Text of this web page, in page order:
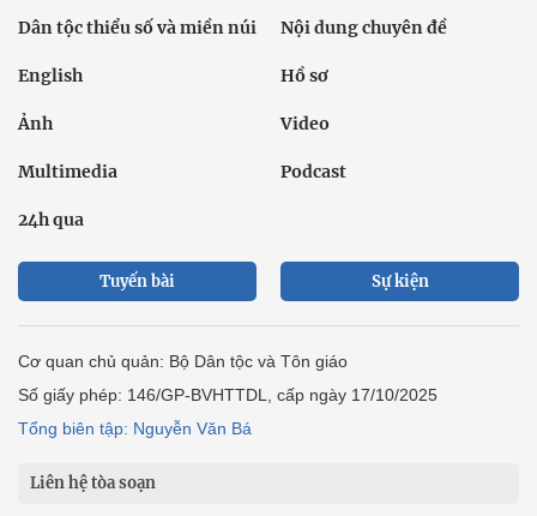
Dân tộc thiểu số và miền núi Nội dung chuyên đề
English Hồ sơ
Ảnh Video
Multimedia Podcast
24h qua
Tuyến bài Sự kiện
Cơ quan chủ quản: Bộ Dân tộc và Tôn giáo
Số giấy phép: 146/GP-BVHTTDL, cấp ngày 17/10/2025
Tổng biên tập: Nguyễn Văn Bá
Liên hệ tòa soạn